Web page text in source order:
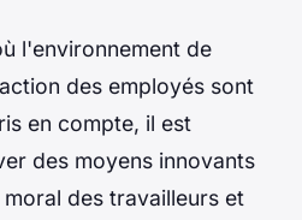
l'environnement de
des employés sont
en compte, il est
des moyens innovants
des travailleurs et